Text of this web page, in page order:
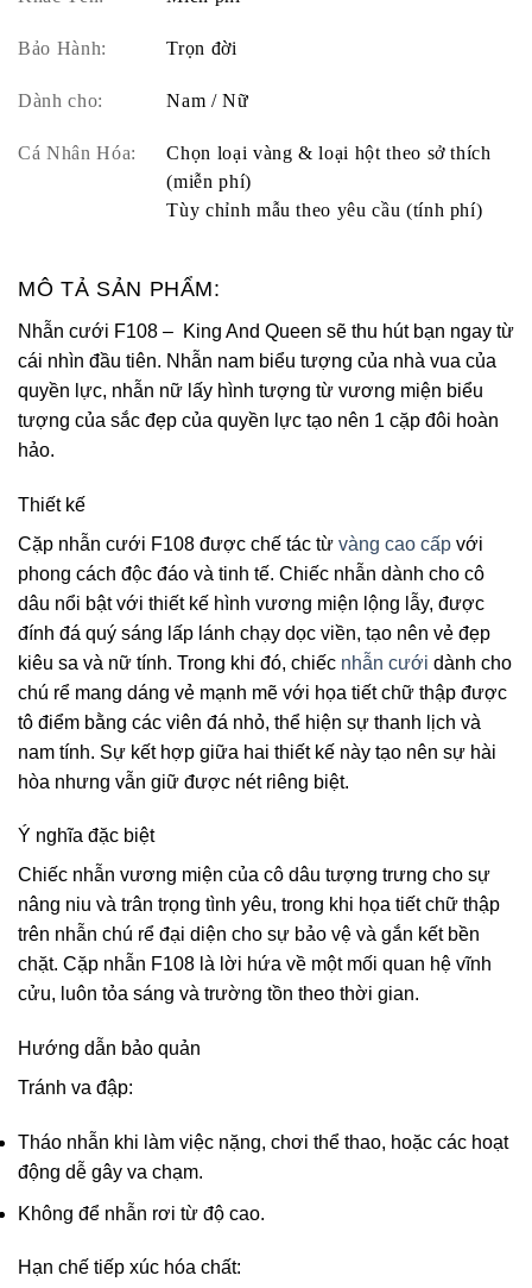
Bảo Hành: Trọn đời
Dành cho: Nam / Nữ
Cá Nhân Hóa:
Chọn loại vàng & loại hột theo sở thích
(miễn phí)
Tùy chỉnh mẫu theo yêu cầu (tính phí)
MÔ TẢ SẢN PHẨM:
Nhẫn cưới F108 – King And Queen sẽ thu hút bạn ngay từ
cái nhìn đầu tiên. Nhẫn nam biểu tượng của nhà vua của
quyền lực, nhẫn nữ lấy hình tượng từ vương miện biểu
tượng của sắc đẹp của quyền lực tạo nên 1 cặp đôi hoàn
hảo.
Thiết kế
Cặp nhẫn cưới F108 được chế tác từ vàng cao cấp với
phong cách độc đáo và tinh tế. Chiếc nhẫn dành cho cô
dâu nổi bật với thiết kế hình vương miện lộng lẫy, được
đính đá quý sáng lấp lánh chạy dọc viền, tạo nên vẻ đẹp
kiêu sa và nữ tính. Trong khi đó, chiếc nhẫn cưới dành cho
chú rể mang dáng vẻ mạnh mẽ với họa tiết chữ thập được
tô điểm bằng các viên đá nhỏ, thể hiện sự thanh lịch và
nam tính. Sự kết hợp giữa hai thiết kế này tạo nên sự hài
hòa nhưng vẫn giữ được nét riêng biệt.
Ý nghĩa đặc biệt
Chiếc nhẫn vương miện của cô dâu tượng trưng cho sự
nâng niu và trân trọng tình yêu, trong khi họa tiết chữ thập
trên nhẫn chú rể đại diện cho sự bảo vệ và gắn kết bền
chặt. Cặp nhẫn F108 là lời hứa về một mối quan hệ vĩnh
cửu, luôn tỏa sáng và trường tồn theo thời gian.
Hướng dẫn bảo quản
Tránh va đập:
Tháo nhẫn khi làm việc nặng, chơi thể thao, hoặc các hoạt
động dễ gây va chạm.
Không để nhẫn rơi từ độ cao.
Hạn chế tiếp xúc hóa chất: